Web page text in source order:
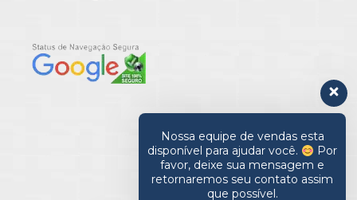
Nossa equipe de vendas esta
disponível para ajudar você.
Por
favor, deixe sua mensagem e
retornaremos seu contato assim
que possível.